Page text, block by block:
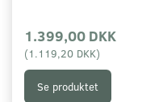
1.399,00 DKK
(1.119,20 DKK)
Se produktet